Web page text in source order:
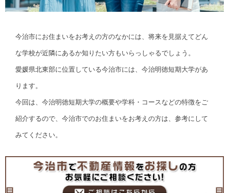
今治市にお住まいをお考えの方のなかには、将来を見据えてどん
な学校が近隣にあるか知りたい方もいらっしゃるでしょう。
愛媛県北東部に位置している今治市には、今治明徳短期大学があ
ります。
今回は、今治明徳短期大学の概要や学科・コースなどの特徴をご
紹介するので、今治市でのお住まいをお考えの方は、参考にして
みてください。